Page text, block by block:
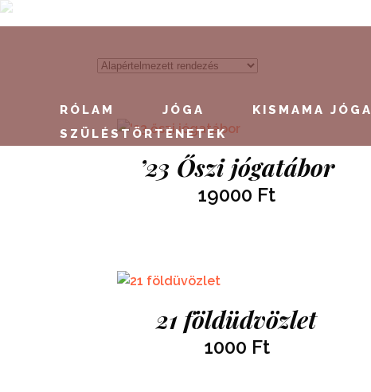
RÓLAM JÓGA KISMAMA JÓGA
SZÜLÉSTÖRTÉNETEK
’23 Őszi jógatábor
19000 Ft
21 földüdvözlet
1000 Ft